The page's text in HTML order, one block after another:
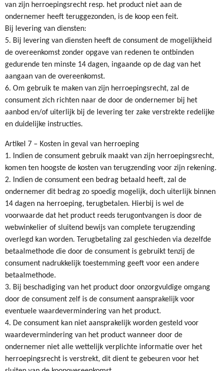
van zijn herroepingsrecht resp. het product niet aan de
ondernemer heeft teruggezonden, is de koop een feit.
Bij levering van diensten:
5. Bij levering van diensten heeft de consument de mogelijkheid
de overeenkomst zonder opgave van redenen te ontbinden
gedurende ten minste 14 dagen, ingaande op de dag van het
aangaan van de overeenkomst.
6. Om gebruik te maken van zijn herroepingsrecht, zal de
consument zich richten naar de door de ondernemer bij het
aanbod en/of uiterlijk bij de levering ter zake verstrekte redelijke
en duidelijke instructies.
Artikel 7 – Kosten in geval van herroeping
1. Indien de consument gebruik maakt van zijn herroepingsrecht,
komen ten hoogste de kosten van terugzending voor zijn rekening.
2. Indien de consument een bedrag betaald heeft, zal de
ondernemer dit bedrag zo spoedig mogelijk, doch uiterlijk binnen
14 dagen na herroeping, terugbetalen. Hierbij is wel de
voorwaarde dat het product reeds terugontvangen is door de
webwinkelier of sluitend bewijs van complete terugzending
overlegd kan worden. Terugbetaling zal geschieden via dezelfde
betaalmethode die door de consument is gebruikt tenzij de
consument nadrukkelijk toestemming geeft voor een andere
betaalmethode.
3. Bij beschadiging van het product door onzorgvuldige omgang
door de consument zelf is de consument aansprakelijk voor
eventuele waardevermindering van het product.
4. De consument kan niet aansprakelijk worden gesteld voor
waardevermindering van het product wanneer door de
ondernemer niet alle wettelijk verplichte informatie over het
herroepingsrecht is verstrekt, dit dient te gebeuren voor het